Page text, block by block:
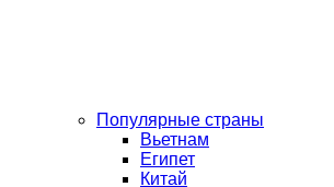
Популярные страны
Вьетнам
Египет
Китай